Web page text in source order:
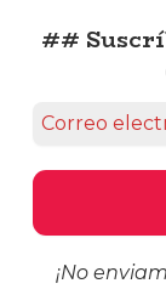
##
¡No